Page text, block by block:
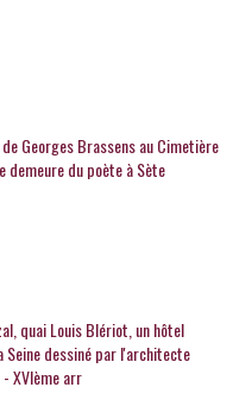
Georges Brassens au Cimetière
demeure du poète à Sète
quai Louis Blériot, un hôtel
dessiné par l'architecte
XVIème arr